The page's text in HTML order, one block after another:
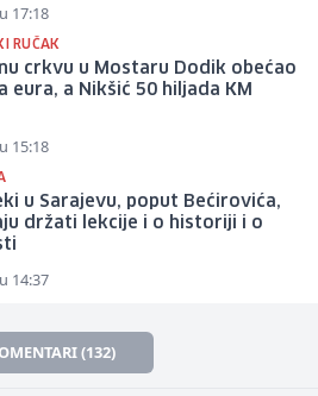
17:18
RUČAK
crkvu u Mostaru Dodik obećao
eura, a Nikšić 50 hiljada KM
15:18
u Sarajevu, poput Bećirovića,
držati lekcije i o historiji i o
14:37
(132)